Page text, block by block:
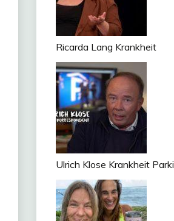
Ricarda Lang Krankheit
Ulrich Klose Krankheit